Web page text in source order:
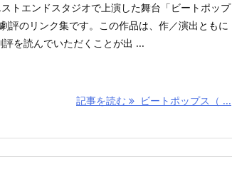
トエンドスタジオで上演した舞台「ビートポップ
評のリンク集です。この作品は、作／演出ともに
を読んでいただくことが出 ...
記事を読む ビートポップス（ ...